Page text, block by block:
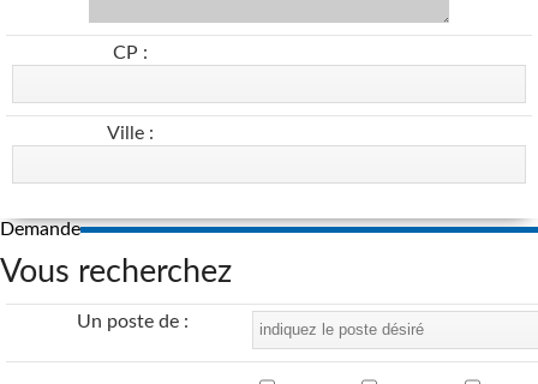
CP :
Ville :
Demande
Vous recherchez
Un poste de :